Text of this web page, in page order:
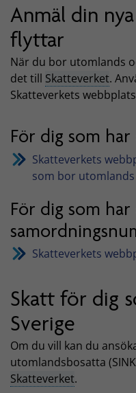
Anmäl din
flyttar
När du bor utomlands
det till Skatteverket.
Skatteverkets
För dig som
Skatteverkets
som bor utomlands
För dig som
Skatteverkets
Skatt för dig
Sverige
Om du vill kan du
utomlandsbosatta
Skatteverket.